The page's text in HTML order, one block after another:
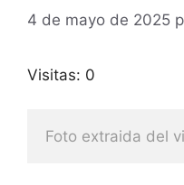
4 de mayo de 2025
Visitas: 0
Foto extraida del